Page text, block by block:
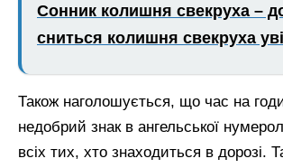
Сонник колишня свекруха –
сниться колишня свекруха уві
Також наголошується, що час на
недобрий знак в ангельської
всіх тих, хто знаходиться в дорозі.